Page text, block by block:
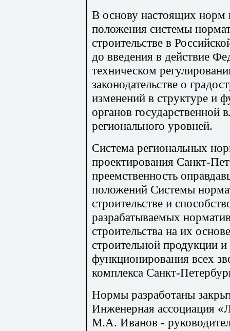
В основу настоящих
положения системы
строительстве в
до введения в действие
техническом
законодательстве о
изменений в структуре и
органов государственной
регионального уровней.
Система региональных
проектирования Санкт-
преемственность
положений Системы
строительстве и
разрабатываемых
строительства на их
строительной продукции
функционирования всех
комплекса Санкт-
Нормы разработаны
Инженерная ассоциация
М.А. Иванов -